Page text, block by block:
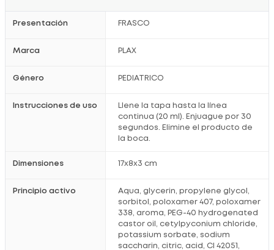
un sabor a tutti frutti que le encantará a los más pequeños del
hogar.
boca difíciles de alcanzar con el cepillo. El enjuague bucal
Colgate es ideal para uso en niños de 6 años en adelante.
Presentación FRASCO
Marca PLAX
Género PEDIATRICO
Instrucciones de uso
Llene la tapa hasta la línea
continua (20 ml). Enjuague por 30
segundos. Elimine el producto de
la boca.
Dimensiones 17x8x3 cm
Principio activo
Aqua, glycerin, propylene glycol,
sorbitol, poloxamer 407, poloxamer
338, aroma, PEG-40 hydrogenated
castor oil, cetylpyconium chloride,
potassium sorbate, sodium
saccharin, citric, acid, Cl 42051,